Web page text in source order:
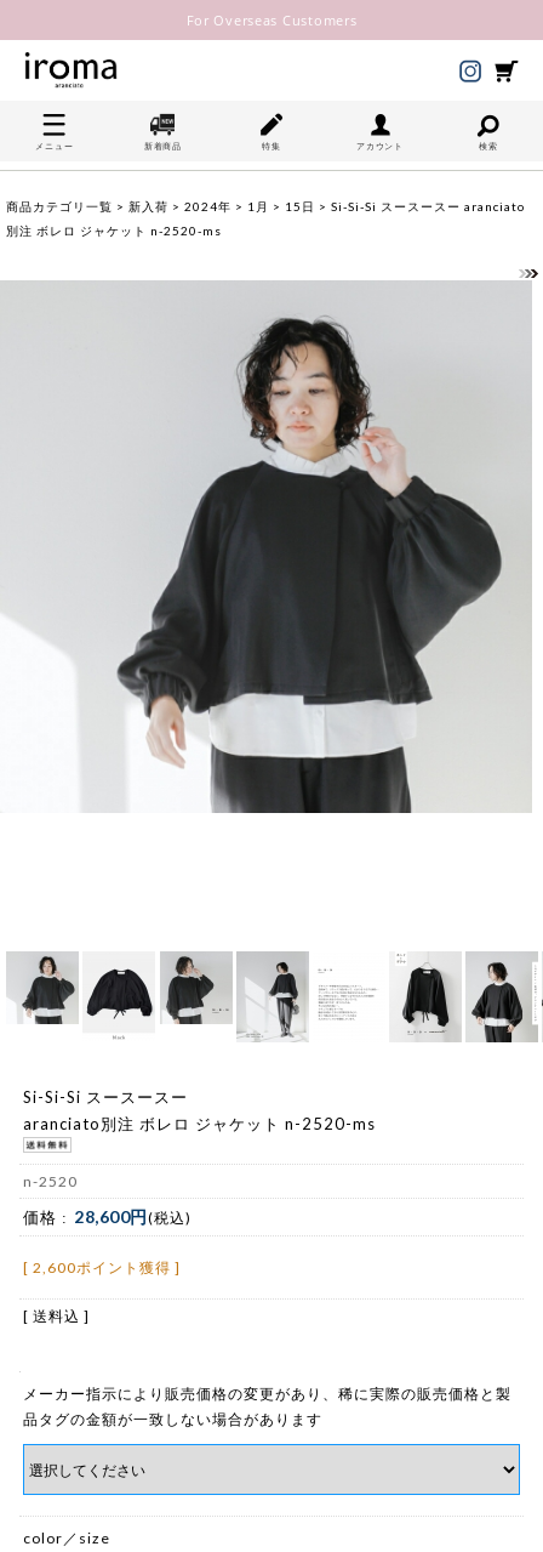
For Overseas Customers
メニュー 新着商品 特集 アカウント 検索
商品カテゴリ一覧 > 新入荷 > 2024年 > 1月 > 15日 > Si-Si-Si スースースー aranciato
別注 ボレロ ジャケット n-2520-ms
Si-Si-Si スースースー
aranciato別注 ボレロ ジャケット n-2520-ms
n-2520
価格 : 28,600円(税込)
[ 2,600ポイント獲得 ]
[ 送料込 ]
メーカー指示により販売価格の変更があり、稀に実際の販売価格と製
品タグの金額が一致しない場合があります
color／size